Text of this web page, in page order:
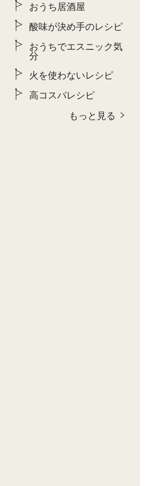
おうち居酒屋
酸味が決め手のレシピ
おうちでエスニック気
分
火を使わないレシピ
高コスパレシピ
もっと見る